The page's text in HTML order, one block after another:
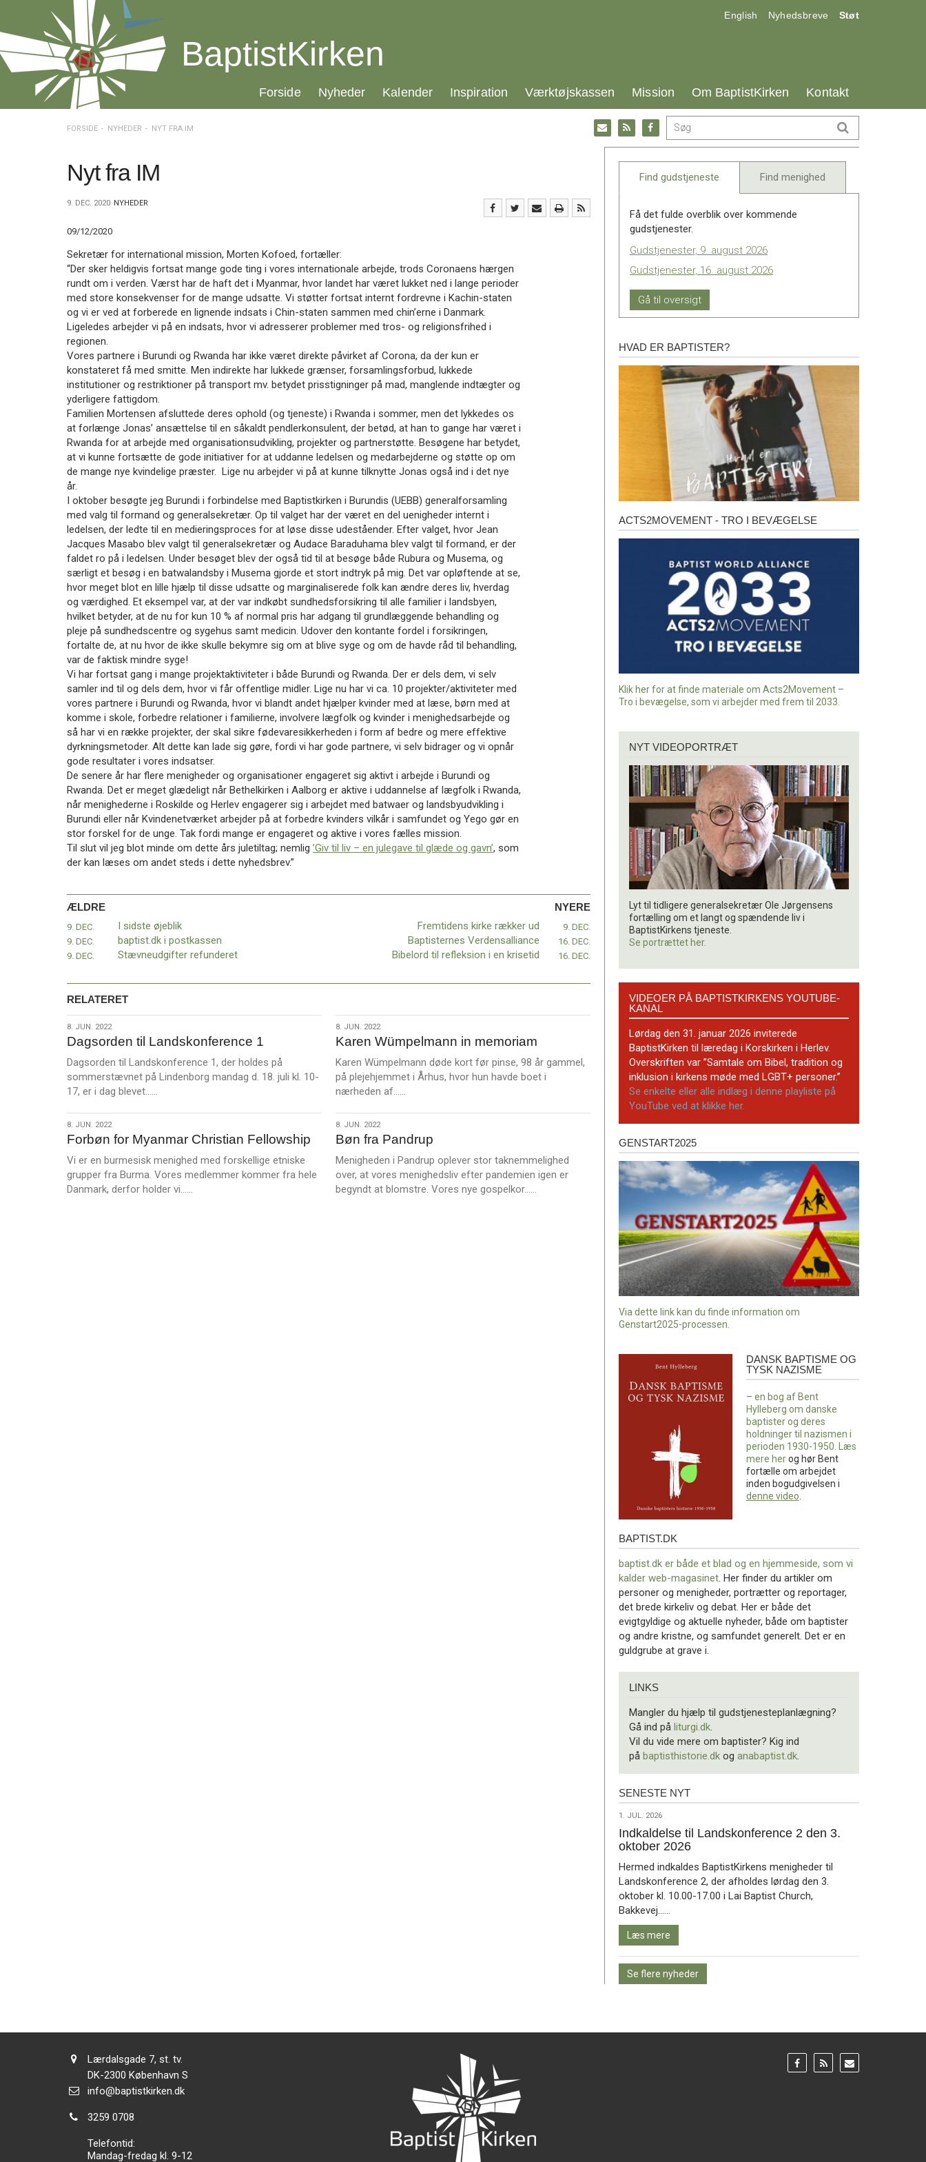
over
og
gå
Vend
tilbage
Værktøjskassen
BaptistKirken
Inspiration
Værktøjskassen
BaptistKirken
17.0:
English 18.0:
Nyhedsbreve 19.0:
Støt
BaptistKirken
20.0:
Forside 21.0:
Nyheder 22.0:
Kalender 23.0:
Inspiration 24.0:
Værktøjskassen 25.0:
Mission 26.0:
Om BaptistKirken 27.0:
Kontakt
FORSIDE NYHEDER NYT FRA IM
Gå
til:
Facebook
Gå
til:
RSS
feed
Gå
til:
Email
Nyt fra IM
9. DEC. 2020 NYHEDER
09/12/2020
Sekretær for international mission, Morten Kofoed, fortæller:
“Der sker heldigvis fortsat mange gode ting i vores internationale arbejde, trods Coronaens hærgen
rundt om i verden. Værst har de haft det i Myanmar, hvor landet har været lukket ned i lange perioder
med store konsekvenser for de mange udsatte. Vi støtter fortsat internt fordrevne i Kachin-staten
og vi er ved at forberede en lignende indsats i Chin-staten sammen med chin’erne i Danmark.
Ligeledes arbejder vi på en indsats, hvor vi adresserer problemer med tros- og religionsfrihed i
regionen.
Vores partnere i Burundi og Rwanda har ikke været direkte påvirket af Corona, da der kun er
konstateret få med smitte. Men indirekte har lukkede grænser, forsamlingsforbud, lukkede
institutioner og restriktioner på transport mv. betydet prisstigninger på mad, manglende indtægter og
yderligere fattigdom.
Familien Mortensen afsluttede deres ophold (og tjeneste) i Rwanda i sommer, men det lykkedes os
at forlænge Jonas’ ansættelse til en såkaldt pendlerkonsulent, der betød, at han to gange har været i
Rwanda for at arbejde med organisationsudvikling, projekter og partnerstøtte. Besøgene har betydet,
at vi kunne fortsætte de gode initiativer for at uddanne ledelsen og medarbejderne og støtte op om
de mange nye kvindelige præster. Lige nu arbejder vi på at kunne tilknytte Jonas også ind i det nye
år.
I oktober besøgte jeg Burundi i forbindelse med Baptistkirken i Burundis (UEBB) generalforsamling
med valg til formand og generalsekretær. Op til valget har der været en del uenigheder internt i
ledelsen, der ledte til en medieringsproces for at løse disse udeståender. Efter valget, hvor Jean
Jacques Masabo blev valgt til generalsekretær og Audace Baraduhama blev valgt til formand, er der
faldet ro på i ledelsen. Under besøget blev der også tid til at besøge både Rubura og Musema, og
særligt et besøg i en batwalandsby i Musema gjorde et stort indtryk på mig. Det var opløftende at se,
hvor meget blot en lille hjælp til disse udsatte og marginaliserede folk kan ændre deres liv, hverdag
og værdighed. Et eksempel var, at der var indkøbt sundhedsforsikring til alle familier i landsbyen,
hvilket betyder, at de nu for kun 10 % af normal pris har adgang til grundlæggende behandling og
pleje på sundhedscentre og sygehus samt medicin. Udover den kontante fordel i forsikringen,
fortalte de, at nu hvor de ikke skulle bekymre sig om at blive syge og om de havde råd til behandling,
var de faktisk mindre syge!
Vi har fortsat gang i mange projektaktiviteter i både Burundi og Rwanda. Der er dels dem, vi selv
samler ind til og dels dem, hvor vi får offentlige midler. Lige nu har vi ca. 10 projekter/aktiviteter med
vores partnere i Burundi og Rwanda, hvor vi blandt andet hjælper kvinder med at læse, børn med at
komme i skole, forbedre relationer i familierne, involvere lægfolk og kvinder i menighedsarbejde og
så har vi en række projekter, der skal sikre fødevaresikkerheden i form af bedre og mere effektive
dyrkningsmetoder. Alt dette kan lade sig gøre, fordi vi har gode partnere, vi selv bidrager og vi opnår
gode resultater i vores indsatser.
De senere år har flere menigheder og organisationer engageret sig aktivt i arbejde i Burundi og
Rwanda. Det er meget glædeligt når Bethelkirken i Aalborg er aktive i uddannelse af lægfolk i Rwanda,
når menighederne i Roskilde og Herlev engagerer sig i arbejdet med batwaer og landsbyudvikling i
Burundi eller når Kvindenetværket arbejder på at forbedre kvinders vilkår i samfundet og Yego gør en
stor forskel for de unge. Tak fordi mange er engageret og aktive i vores fælles mission.
Til slut vil jeg blot minde om dette års juletiltag; nemlig ’Giv til liv – en julegave til glæde og gavn’, som
der kan læses om andet steds i dette nyhedsbrev.”
ÆLDRE
9. DEC. I sidste øjeblik
9. DEC. baptist.dk i postkassen
9. DEC. Stævneudgifter refunderet
NYERE
Fremtidens kirke rækker ud 9. DEC.
Baptisternes Verdensalliance 16. DEC.
Bibelord til refleksion i en krisetid 16. DEC.
RELATERET
8.
jun.
2022
8. JUN. 2022
Dagsorden til Landskonference 1
Dagsorden til Landskonference 1, der holdes på
sommerstævnet på Lindenborg mandag d. 18. juli kl. 10-
17, er i dag blevet……
m
r
e
8.
jun.
2022
8. JUN. 2022
Karen Wümpelmann in memoriam
Karen Wümpelmann døde kort før pinse, 98 år gammel,
på plejehjemmet i Århus, hvor hun havde boet i
nærheden af……
m
r
e
8.
jun.
2022
8. JUN. 2022
Forbøn for Myanmar Christian Fellowship
Vi er en burmesisk menighed med forskellige etniske
grupper fra Burma. Vores medlemmer kommer fra hele
Danmark, derfor holder vi……
8.
jun.
2022
8. JUN. 2022
Bøn fra Pandrup
Menigheden i Pandrup oplever stor taknemmelighed
over, at vores menighedsliv efter pandemien igen er
begyndt at blomstre. Vores nye gospelkor……
Find gudstjeneste Find menighed
Få det fulde overblik over kommende
gudstjenester.
Gudstjenester, 9. august 2026
Gudstjenester, 16. august 2026
Gå til oversigt
Hvad
er
baptister?
HVAD ER BAPTISTER?
Acts2Movement
ACTS2MOVEMENT - TRO I BEVÆGELSE
Klik her for at finde materiale om Acts2Movement –
Tro i bevægelse, som vi arbejder med frem til 2033.
videoportræt
NYT VIDEOPORTRÆT
Lyt til tidligere generalsekretær Ole Jørgensens
fortælling om et langt og spændende liv i
BaptistKirkens tjeneste.
Se portrættet her.
BaptistKirkens
YouTube-
kanal
VIDEOER PÅ BAPTISTKIRKENS YOUTUBE-
KANAL
Lørdag den 31. januar 2026 inviterede
BaptistKirken til læredag i Korskirken i Herlev.
Overskriften var ”Samtale om Bibel, tradition og
inklusion i kirkens møde med LGBT+ personer.”
Se enkelte eller alle indlæg i denne playliste på
YouTube ved at klikke her.
Genstart2025
GENSTART2025
Via dette link kan du finde information om
Genstart2025-processen.
tysk
DANSK BAPTISME OG
TYSK NAZISME
– en bog af Bent
Hylleberg om danske
baptister og deres
holdninger til nazismen i
perioden 1930-1950. Læs
mere herog hør Bent
fortælle om arbejdet
inden bogudgivelsen i
denne video.
baptist.dk
BAPTIST.DK
baptist.dk er både et blad og en hjemmeside, som vi
kalder web-magasinet . Her finder du artikler om
personer og menigheder, portrætter og reportager,
det brede kirkeliv og debat. Her er både det
evigtgyldige og aktuelle nyheder, både om baptister
og andre kristne, og samfundet generelt. Det er en
guldgrube at grave i.
LINKS
Mangler du hjælp til gudstjenesteplanlægning?
Gå ind på liturgi.dk
Vil du vide mere om baptister? Kig ind
på baptisthistorie.dk og anabaptist.dk
Seneste
SENESTE NYT
1.
jul.
2026
1. JUL. 2026
Indkaldelse til Landskonference 2 den 3.
oktober 2026
Hermed indkaldes BaptistKirkens menigheder til
Landskonference 2, der afholdes lørdag den 3.
oktober kl. 10.00-17.00 i Lai Baptist Church,
Bakkevej……
mere
Læs mere
Se flere nyheder
Adresse:
Lærdalsgade 7, st. tv.
Adresse:
DK-2300 København S
Send
info@baptistkirken.dk
Tlf.:
3259 0708
Telefontid:
Mandag-fredag kl. 9-12
Gå
til:
Gå
til:
Gå
til: